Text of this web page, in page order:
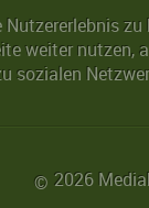
weiter
sozialen
© 2026